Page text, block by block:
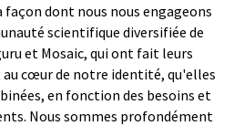
dont nous nous engageons
scientifique diversifiée de
et Mosaic, qui ont fait leurs
cœur de notre identité, qu'elles
en fonction des besoins et
Nous sommes profondément